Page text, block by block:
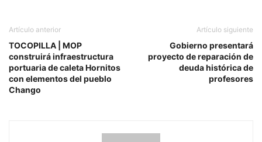
Artículo anterior
TOCOPILLA | MOP
construirá infraestructura
portuaria de caleta Hornitos
con elementos del pueblo
Chango
Artículo siguiente
Gobierno presentará
proyecto de reparación de
deuda histórica de
profesores